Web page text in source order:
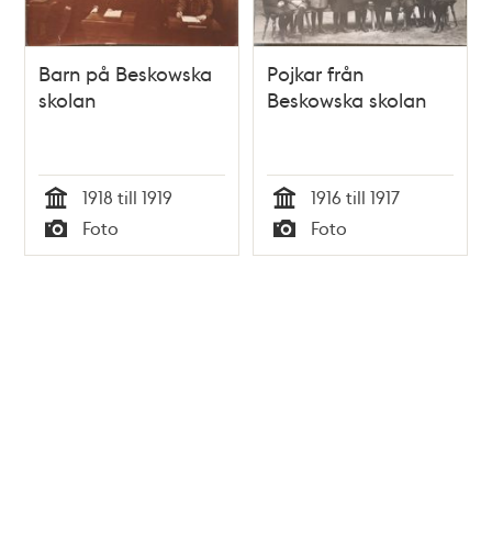
Barn på Beskowska
skolan
Tid
1918 till 1919
Typ
Foto
Pojkar från
Beskowska skolan
Tid
1916 till 1917
Typ
Foto